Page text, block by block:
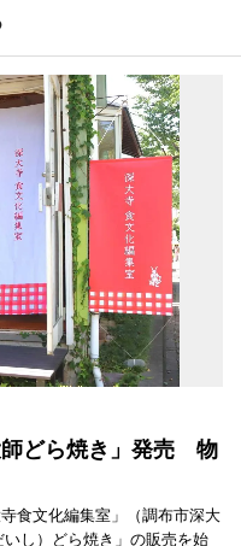
師どら焼き」発売 物
食文化編集室」（調布市深大
し）どら焼き」の販売を始